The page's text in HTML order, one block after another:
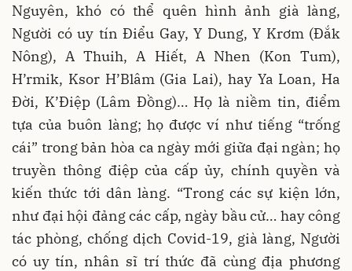
Nguyên, khó có thể quên hình ảnh già làng,
Người có uy tín Điểu Gay, Y Dung, Y Krơm (Đắk
Nông), A Thuih, A Hiết, A Nhen (Kon Tum),
H’rmik, Ksor H’Blâm (Gia Lai), hay Ya Loan, Ha
Đời, K’Điệp (Lâm Đồng)… Họ là niềm tin, điểm
tựa của buôn làng; họ được ví như tiếng “trống
cái” trong bản hòa ca ngày mới giữa đại ngàn; họ
truyền thông điệp của cấp ủy, chính quyền và
kiến thức tới dân làng. “Trong các sự kiện lớn,
như đại hội đảng các cấp, ngày bầu cử… hay công
tác phòng, chống dịch Covid-19, già làng, Người
có uy tín, nhân sĩ trí thức đã cùng địa phương